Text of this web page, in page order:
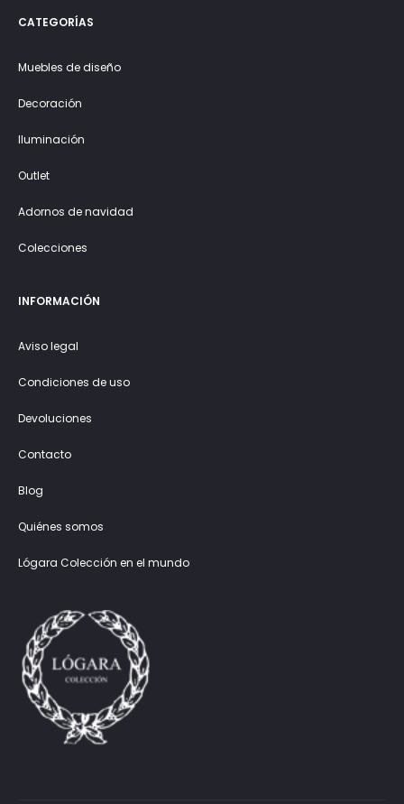
CATEGORÍAS
Muebles de diseño
Decoración
Iluminación
Outlet
Adornos de navidad
Colecciones
INFORMACIÓN
Aviso legal
Condiciones de uso
Devoluciones
Contacto
Blog
Quiénes somos
Lógara Colección en el mundo